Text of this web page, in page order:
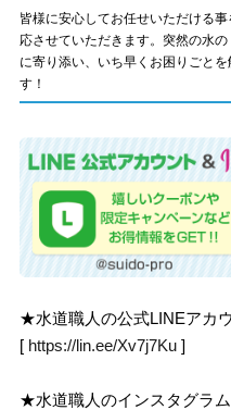
皆様に安心してお任せいただける
応させていただきます。突然の水
に寄り添い、いち早くお困りごと
す！
★水道職人の公式LINEアカ
[ https://lin.ee/Xv7j7Ku ]
★水道職人のインスタグラム